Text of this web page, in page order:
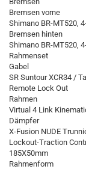
Bremsen vorne
Shimano BR-MT520,
Bremsen hinten
Shimano BR-MT520,
Rahmenset
Gabel
SR Suntour XCR34 /
Remote Lock Out
Rahmen
Virtual 4 Link
Dämpfer
X-Fusion NUDE
Lockout-Traction
185X50mm
Rahmenform